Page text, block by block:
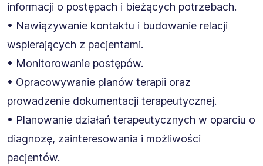
informacji o postępach i bieżących potrzebach.
• Nawiązywanie kontaktu i budowanie relacji
wspierających z pacjentami.
• Monitorowanie postępów.
• Opracowywanie planów terapii oraz
prowadzenie dokumentacji terapeutycznej.
• Planowanie działań terapeutycznych w oparciu o
diagnozę, zainteresowania i możliwości
pacjentów.